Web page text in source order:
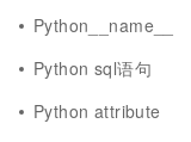
Python__name__
Python sql语句
Python attribute